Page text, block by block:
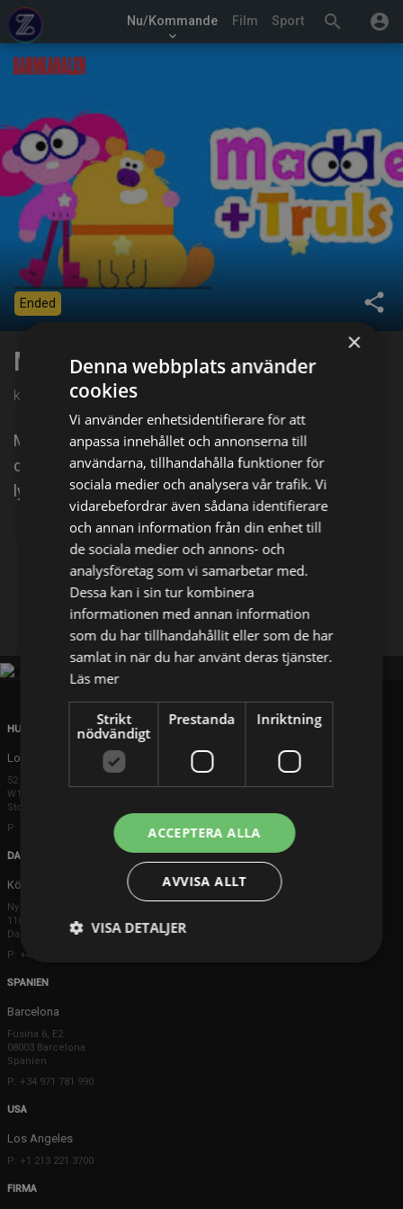
search account_circle
Nu/Kommande
keyboard_arrow_down
Film Sport
share
Ended
Madde + Truls
kl. 18:25 på Barnkanalen
Madde och hennes älskade hund Truls hittar musik
och äventyr i vardagens ljud genom att verkligen
lyssna på världen omkring dem.
Facebook X
HUVUDKONTOR
London
52 Brook Street
W1K 5DS London
Storbritannien
P: +44 203 608 8181
DANMARK
Köpenhamn
Ny Østergade 20
1101 København K
Danmark
P: +45 3698 8480
SPANIEN
Barcelona
Fusina 6, E2
08003 Barcelona
Spanien
P: +34 971 781 990
USA
Los Angeles
P: +1 213 221 3700
FIRMA
×
Denna webbplats använder
cookies
Vi använder enhetsidentifierare för att
anpassa innehållet och annonserna till
användarna, tillhandahålla funktioner för
sociala medier och analysera vår trafik. Vi
vidarebefordrar även sådana identifierare
och annan information från din enhet till
de sociala medier och annons- och
analysföretag som vi samarbetar med.
Dessa kan i sin tur kombinera
informationen med annan information
som du har tillhandahållit eller som de har
samlat in när du har använt deras tjänster.
Läs mer
Strikt
nödvändigt
Prestanda Inriktning
ACCEPTERA ALLA
AVVISA ALLT
VISA DETALJER